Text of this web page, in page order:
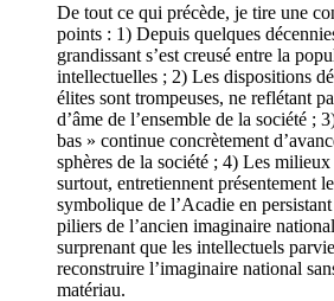
De tout ce qui précède, je tire une
points : 1) Depuis quelques
grandissant s’est creusé entre la
intellectuelles ; 2) Les dispositions
élites sont trompeuses, ne reflétant
d’âme de l’ensemble de la société ;
bas » continue concrètement
sphères de la société ; 4) Les
surtout, entretiennent présentement
symbolique de l’Acadie en
piliers de l’ancien imaginaire
surprenant que les intellectuels
reconstruire l’imaginaire national
matériau.